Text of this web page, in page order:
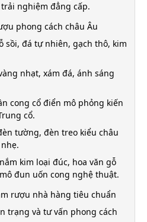
nghiệm đẳng cấp.
phong cách châu Âu
sồi, đá tự nhiên, gạch thô, kim
nhạt, xám đá, ánh sáng
cong cổ điển mô phỏng kiến
cổ.
tường, đèn treo kiểu châu
kim loại đúc, hoa văn gỗ
đun uốn cong nghệ thuật.
rượu nhà hàng tiêu chuẩn
trạng và tư vấn phong cách